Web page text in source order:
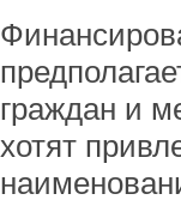
граждан и
хотят